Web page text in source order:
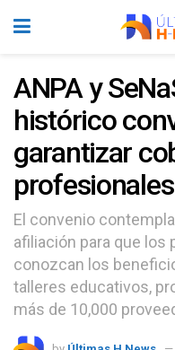
ANPA y
histórico
garantizar
El convenio
afiliación para que
conozcan los
talleres educativos,
más de 10,000